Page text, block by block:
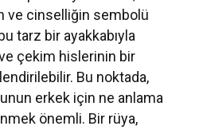
ve cinselliğin sembolü
tarz bir ayakkabıyla
çekim hislerinin bir
Bu noktada,
erkek için ne anlama
önemli. Bir rüya,